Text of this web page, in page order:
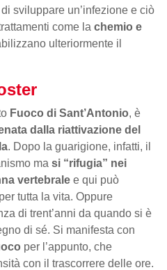
di sviluppare un’infezione e ciò
come la chemio e
ulteriormente il
Fuoco di Sant’Antonio, è
dalla riattivazione del
. Dopo la guarigione, infatti, il
ma si “rifugia” nei
vertebrale e qui può
tutta la vita. Oppure
di trent’anni da quando si è
di sé. Si manifesta con
per l’appunto, che
con il trascorrere delle ore.